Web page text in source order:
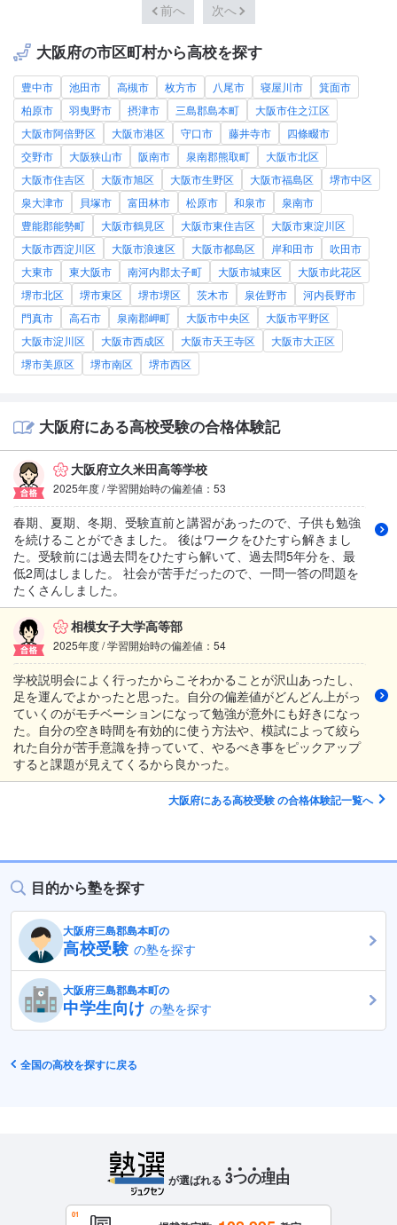
前へ 次へ
大阪府の市区町村から高校を探す
豊中市 池田市 高槻市 枚方市 八尾市 寝屋川市
箕面市
柏原市
羽曳野市 摂津市 三島郡島本町
大阪市住之江区
大阪市阿倍野区
大阪市港区 守口市 藤井寺市
四條畷市
交野市
大阪狭山市 阪南市 泉南郡熊取町
大阪市北区
大阪市住吉区
大阪市旭区 大阪市生野区 大阪市福島区
堺市中区
泉大津市
貝塚市 富田林市 松原市 和泉市
泉南市
豊能郡能勢町
大阪市鶴見区 大阪市東住吉区
大阪市東淀川区
大阪市西淀川区
大阪市浪速区 大阪市都島区 岸和田市
吹田市
大東市
東大阪市 南河内郡太子町 大阪市城東区
大阪市此花区
堺市北区
堺市東区 堺市堺区 茨木市 泉佐野市
河内長野市
門真市
高石市 泉南郡岬町 大阪市中央区
大阪市平野区
大阪市淀川区
大阪市西成区 大阪市天王寺区
大阪市大正区
堺市美原区
堺市南区 堺市西区
大阪府にある高校受験の合格体験記
大阪府立久米田高等学校
2025年度 / 学習開始時の偏差値：53
春期、夏期、冬期、受験直前と講習があったので、子供も勉強
を続けることができました。 後はワークをひたすら解きまし
た。受験前には過去問をひたすら解いて、過去問5年分を、最
低2周はしました。 社会が苦手だったので、一問一答の問題を
たくさんしました。
相模女子大学高等部
2025年度 / 学習開始時の偏差値：54
学校説明会によく行ったからこそわかることが沢山あったし、
足を運んでよかったと思った。自分の偏差値がどんどん上がっ
ていくのがモチベーションになって勉強が意外にも好きになっ
た。自分の空き時間を有効的に使う方法や、模試によって絞ら
れた自分が苦手意識を持っていて、やるべき事をピックアップ
すると課題が見えてくるから良かった。
大阪府にある高校受験 の合格体験記一覧へ
目的から塾を探す
大阪府三島郡島本町の
高校受験 の塾を探す
大阪府三島郡島本町の
中学生向けの塾を探す
全国の高校を探すに戻る
が選ばれる 3つの理由